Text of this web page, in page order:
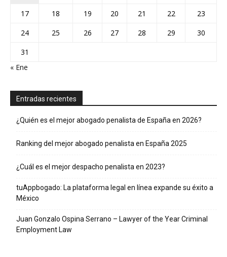
17
18 19 20 21 22
23
24
25 26 27 28 29
30
31
« Ene
Entradas recientes
¿Quién es el mejor abogado penalista de España en 2026?
Ranking del mejor abogado penalista en España 2025
¿Cuál es el mejor despacho penalista en 2023?
tuAppbogado: La plataforma legal en línea expande su éxito a
México
Juan Gonzalo Ospina Serrano – Lawyer of the Year Criminal
Employment Law